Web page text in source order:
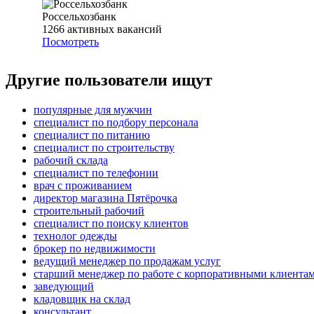
Россельхозбанк
1266 активных вакансий
Посмотреть
Другие пользователи ищут
популярные для мужчин
специалист по подбору персонала
специалист по питанию
специалист по строительству
рабочий склада
специалист по телефонии
врач с проживанием
директор магазина Пятёрочка
строительный рабочий
специалист по поиску клиентов
технолог одежды
брокер по недвижимости
ведущий менеджер по продажам услуг
старший менеджер по работе с корпоративными
заведующий
кладовщик на склад
консультант